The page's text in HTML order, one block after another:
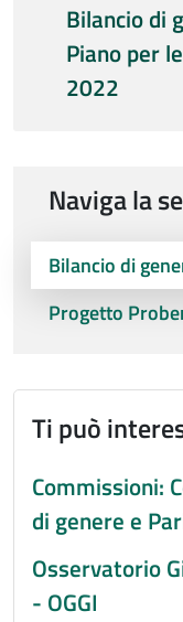
Bilancio di
Piano per
2022
Naviga la
Bilancio di
Progetto
Ti può
Commissioni:
di genere e
Osservatorio
- OGGI